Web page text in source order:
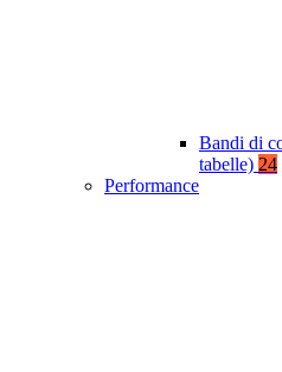
Bandi di
tabelle) 24
Performance